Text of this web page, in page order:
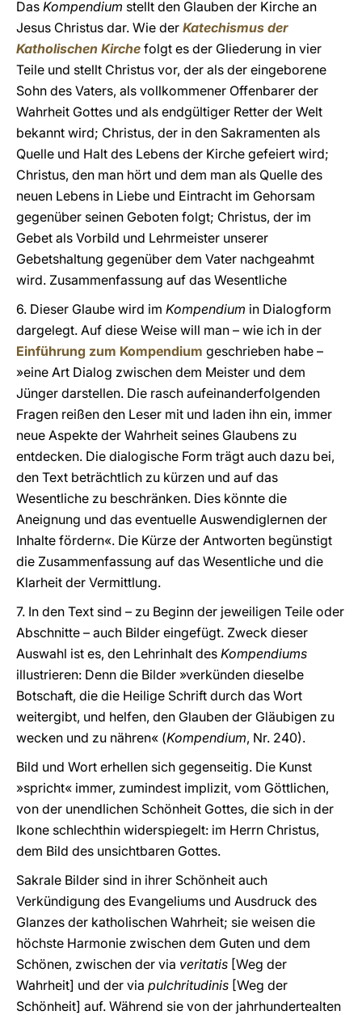
Das Kompendium stellt den Glauben der Kirche an
Jesus Christus dar. Wie der Katechismus der
Katholischen Kirche folgt es der Gliederung in vier
Teile und stellt Christus vor, der als der eingeborene
Sohn des Vaters, als vollkommener Offenbarer der
Wahrheit Gottes und als endgültiger Retter der Welt
bekannt wird; Christus, der in den Sakramenten als
Quelle und Halt des Lebens der Kirche gefeiert wird;
Christus, den man hört und dem man als Quelle des
neuen Lebens in Liebe und Eintracht im Gehorsam
gegenüber seinen Geboten folgt; Christus, der im
Gebet als Vorbild und Lehrmeister unserer
Gebetshaltung gegenüber dem Vater nachgeahmt
wird. Zusammenfassung auf das Wesentliche
6. Dieser Glaube wird im Kompendium in Dialogform
dargelegt. Auf diese Weise will man – wie ich in der
Einführung zum Kompendium geschrieben habe –
»eine Art Dialog zwischen dem Meister und dem
Jünger darstellen. Die rasch aufeinanderfolgenden
Fragen reißen den Leser mit und laden ihn ein, immer
neue Aspekte der Wahrheit seines Glaubens zu
entdecken. Die dialogische Form trägt auch dazu bei,
den Text beträchtlich zu kürzen und auf das
Wesentliche zu beschränken. Dies könnte die
Aneignung und das eventuelle Auswendiglernen der
Inhalte fördern«. Die Kürze der Antworten begünstigt
die Zusammenfassung auf das Wesentliche und die
Klarheit der Vermittlung.
7. In den Text sind – zu Beginn der jeweiligen Teile oder
Abschnitte – auch Bilder eingefügt. Zweck dieser
Auswahl ist es, den Lehrinhalt des Kompendiums
illustrieren: Denn die Bilder »verkünden dieselbe
Botschaft, die die Heilige Schrift durch das Wort
weitergibt, und helfen, den Glauben der Gläubigen zu
wecken und zu nähren« (Kompendium, Nr. 240).
Bild und Wort erhellen sich gegenseitig. Die Kunst
»spricht« immer, zumindest implizit, vom Göttlichen,
von der unendlichen Schönheit Gottes, die sich in der
Ikone schlechthin widerspiegelt: im Herrn Christus,
dem Bild des unsichtbaren Gottes.
Sakrale Bilder sind in ihrer Schönheit auch
Verkündigung des Evangeliums und Ausdruck des
Glanzes der katholischen Wahrheit; sie weisen die
höchste Harmonie zwischen dem Guten und dem
Schönen, zwischen der via veritatis [Weg der
Wahrheit] und der via pulchritudinis [Weg der
Schönheit] auf. Während sie von der jahrhundertealten